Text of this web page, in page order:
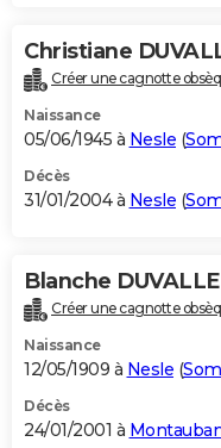
Christiane
Créer une cagnotte
Naissance
05/06/1945 à Nesle (
Décès
31/01/2004 à Nesle (
Blanche DUVALLE
Créer une cagnotte
Naissance
12/05/1909 à Nesle (
Décès
24/01/2001 à